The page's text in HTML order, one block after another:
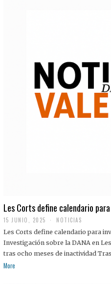
Les Corts define calendario
15 JUNIO, 2025 NOTICIAS
Les Corts define calendario para
Investigación sobre la DANA en
tras ocho meses de inactividad
More